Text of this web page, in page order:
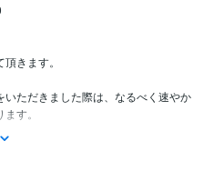
きます。
ただきました際は、なるべく速やか
す。
対応できるように努めております。土
対応できないことがあります。）